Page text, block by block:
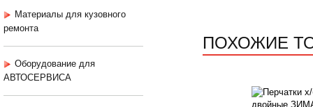
Материалы для кузовного
ремонта
Оборудование для
АВТОСЕРВИСА
ПОХОЖИЕ